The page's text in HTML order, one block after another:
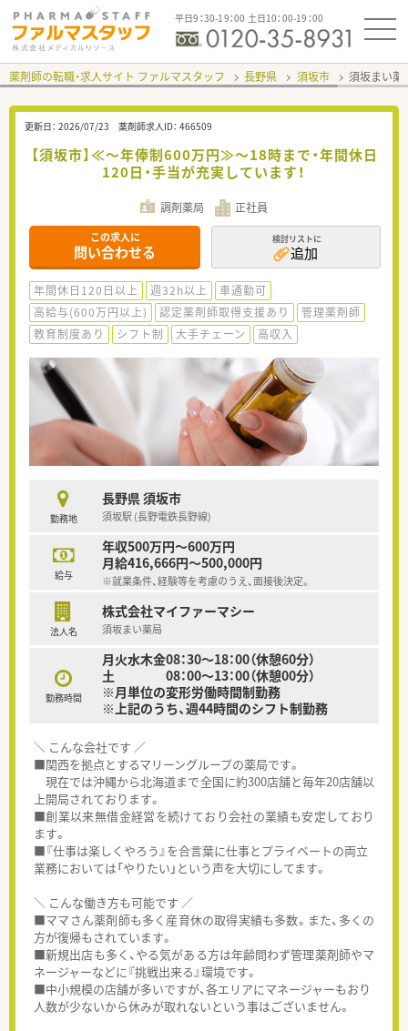
平日9：30-19：00 土日10：00-19：00
薬剤師の転職・求人サイト ファルマスタッフ 長野県 須坂市 須坂まい薬
更新日： 2026/07/23 薬剤師求人ID： 466509
【須坂市】≪～年俸制600万円≫～18時まで・年間休日
120日・手当が充実しています！
調剤薬局 正社員
この求人に
問い合わせる
検討リストに
追加
年間休日120日以上 週32h以上
車通勤可
高給与(600万円以上)
認定薬剤師取得支援あり
管理薬剤師
教育制度あり
シフト制 大手チェーン 高収入
勤務地
長野県 須坂市
須坂駅 (長野電鉄長野線)
給与
年収500万円～600万円
月給416,666円～500,000円
※就業条件、経験等を考慮のうえ、面接後決定。
法人名
株式会社マイファーマシー
須坂まい薬局
勤務時間
月火水木金08：30～18：00（休憩60分）
土 08：00～13：00（休憩00分）
※月単位の変形労働時間制勤務
※上記のうち、週44時間のシフト制勤務
＼ こんな会社です ／
■関西を拠点とするマリーングループの薬局です。
現在では沖縄から北海道まで全国に約300店舗と毎年20店舗以
上開局されております。
■創業以来無借金経営を続けており会社の業績も安定しており
ます。
■『仕事は楽しくやろう』を合言葉に仕事とプライベートの両立
業務においては「やりたい」という声を大切にしてます。
＼ こんな働き方も可能です ／
■ママさん薬剤師も多く産育休の取得実績も多数。また、多くの
方が復帰もされています。
■新規出店も多く、やる気がある方は年齢問わず管理薬剤師やマ
ネージャーなどに『挑戦出来る』環境です。
■中小規模の店舗が多いですが、各エリアにマネージャーもおり
人数が少ないから休みが取れないという事はございません。